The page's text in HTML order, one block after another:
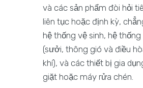
và các sản phẩm đòi hỏi
liên tục hoặc định kỳ,
hệ thống vệ sinh, hệ thống
(sưởi, thông gió và điều
khí), và các thiết bị gia
giặt hoặc máy rửa chén.